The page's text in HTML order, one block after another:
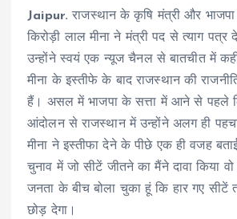
Jaipur.राजस्थान के कृषि मंत्री और भाजपा
किरोड़ी लाल मीना ने मंत्री पद से त्याग पत्र
उन्होंने स्वयं एक न्यूज चैनल से बातचीत में
मीना के इस्तीफे के बाद राजस्थान की
हैं। असल में भाजपा के सत्ता में आने से पहले
आंदोलन से राजस्थान में उन्होंने अलग ही
मीना ने इस्तीफा देने के पीछे एक ही वजह
चुनाव में जो सीटें जीतने का मैंने दावा किया
जनता के बीच बोला चुका हूं कि हार गए सीटें
छोड़ देगा।